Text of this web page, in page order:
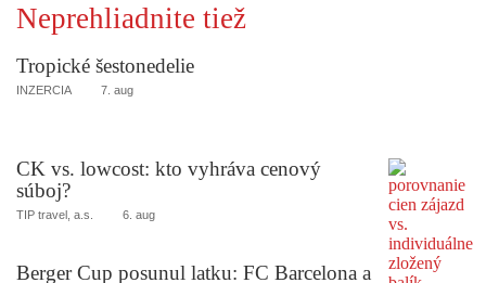
Neprehliadnite tiež
Tropické šestonedelie
INZERCIA 7. aug
CK vs. lowcost: kto vyhráva cenový
súboj?
TIP travel, a.s. 6. aug
Berger Cup posunul latku: FC Barcelona a